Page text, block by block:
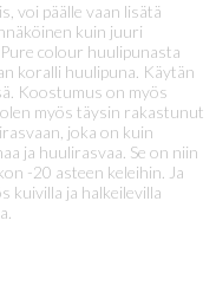
voi päälle vaan lisätä
kuin juuri
colour huulipunasta
koralli huulipuna. Käytän
Koostumus on myös
myös täysin rakastunut
joka on kuin
ja huulirasvaa. Se on niin
-20 asteen keleihin. Ja
kuivilla ja halkeilevilla